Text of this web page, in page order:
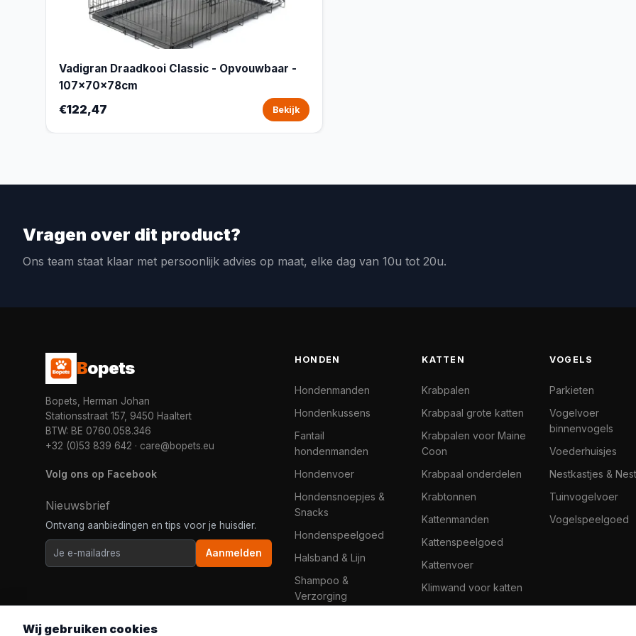
Vadigran Draadkooi Classic - Opvouwbaar -
107x70x78cm
€122,47 Bekijk
Vragen over dit product?
Ons team staat klaar met persoonlijk advies op maat, elke dag van 10u tot 20u.
Bopets
Bopets, Herman Johan
Stationsstraat 157, 9450 Haaltert
BTW: BE 0760.058.346
+32 (0)53 839 642 · care@bopets.eu
Volg ons op Facebook
Nieuwsbrief
Ontvang aanbiedingen en tips voor je huisdier.
Aanmelden
HONDEN
Hondenmanden
Hondenkussens
Fantail
hondenmanden
Hondenvoer
Hondensnoepjes &
Snacks
Hondenspeelgoed
Halsband & Lijn
Shampoo &
Verzorging
KATTEN
Krabpalen
Krabpaal grote katten
Krabpalen voor Maine
Coon
Krabpaal onderdelen
Krabtonnen
Kattenmanden
Kattenspeelgoed
Kattenvoer
Klimwand voor katten
VOGELS
Parkieten
Vogelvoer
binnenvogels
Voederhuisjes
Nestkastjes &
Tuinvogelvoer
Vogelspeelgoed
Wij gebruiken cookies